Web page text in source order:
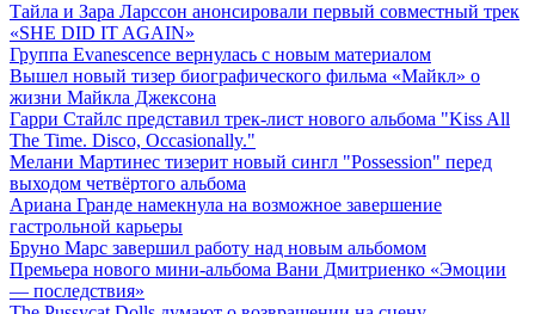
Тайла и Зара Ларссон анонсировали первый совместный трек
«SHE DID IT AGAIN»
Группа Evanescence вернулась с новым материалом
Вышел новый тизер биографического фильма «Майкл» о
жизни Майкла Джексона
Гарри Стайлс представил трек-лист нового альбома "Kiss All
The Time. Disco, Occasionally."
Мелани Мартинес тизерит новый сингл "Possession" перед
выходом четвёртого альбома
Ариана Гранде намекнула на возможное завершение
гастрольной карьеры
Бруно Марс завершил работу над новым альбомом
Премьера нового мини-альбома Вани Дмитриенко «Эмоции
— последствия»